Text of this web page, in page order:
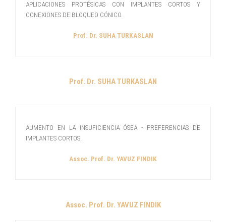
APLICACIONES PROTÉSICAS CON IMPLANTES CORTOS Y
CONEXIONES DE BLOQUEO CÓNICO.
Prof. Dr. SUHA TURKASLAN
Prof. Dr. SUHA TURKASLAN
AUMENTO EN LA INSUFICIENCIA ÓSEA - PREFERENCIAS DE
IMPLANTES CORTOS.
Assoc. Prof. Dr. YAVUZ FINDIK
Assoc. Prof. Dr. YAVUZ FINDIK